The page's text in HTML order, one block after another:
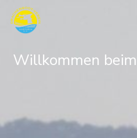
Willkommen beim